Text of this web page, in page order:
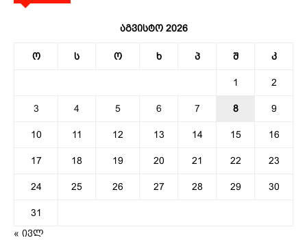
აგვისტო 2026
ო ს ო ხ პ შ კ
1 2
3 4 5 6 7 8 9
10 11 12 13 14 15 16
17 18 19 20 21 22 23
24 25 26 27 28 29 30
31
« ივლ